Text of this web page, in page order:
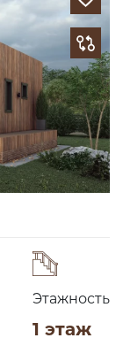
Этажность
1 этаж